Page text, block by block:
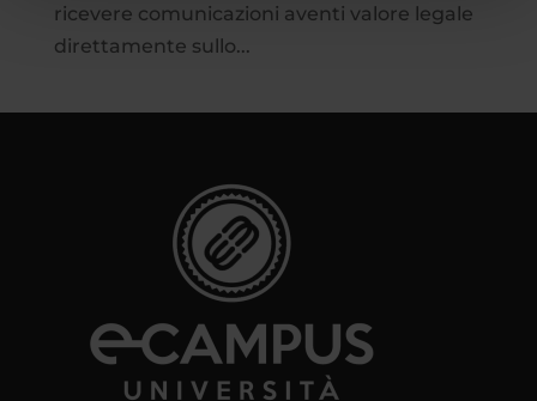
ricevere comunicazioni aventi valore legale
direttamente sullo...